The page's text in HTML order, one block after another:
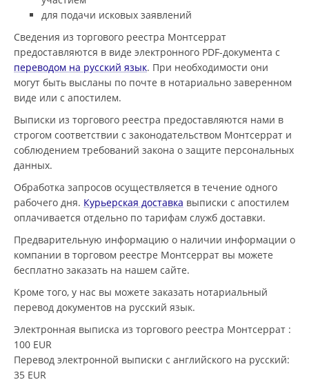
для подачи исковых заявлений
Сведения из торгового реестра Монтсеррат
предоставляются в виде электронного PDF-документа с
переводом на русский язык. При необходимости они
могут быть высланы по почте в нотариально заверенном
виде или с апостилем.
Выписки из торгового реестра предоставляются нами в
строгом соответствии с законодательством Монтсеррат и
соблюдением требований закона о защите персональных
данных.
Обработка запросов осуществляется в течение одного
рабочего дня. Курьерская доставка выписки с апостилем
оплачивается отдельно по тарифам служб доставки.
Предварительную информацию о наличии информации о
компании в торговом реестре Монтсеррат вы можете
бесплатно заказать на нашем сайте.
Кроме того, у нас вы можете заказать нотариальный
перевод документов на русский язык.
Электронная выписка из торгового реестра Монтсеррат :
100 EUR
Перевод электронной выписки с английского на русский:
35 EUR